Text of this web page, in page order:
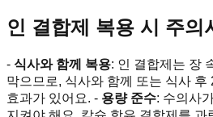
인 결합제 복용 시 주의
- 식사와 함께 복용: 인 결합제는 장
막으므로, 식사와 함께 또는 식사
효과가 있어요. - 용량 준수: 수의사